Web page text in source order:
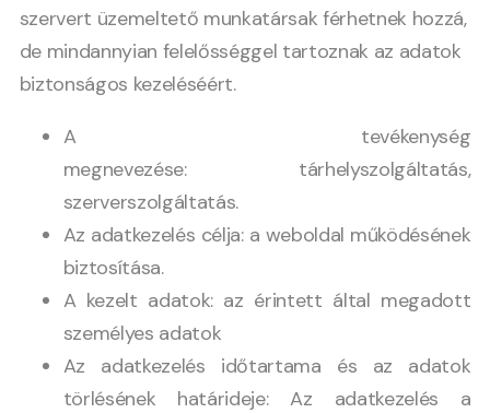
szervert üzemeltető munkatársak férhetnek hozzá,
de mindannyian felelősséggel tartoznak az adatok
biztonságos kezeléséért.
A tevékenység
megnevezése: tárhelyszolgáltatás,
szerverszolgáltatás.
Az adatkezelés célja: a weboldal működésének
biztosítása.
A kezelt adatok: az érintett által megadott
személyes adatok
Az adatkezelés időtartama és az adatok
törlésének határideje: Az adatkezelés a